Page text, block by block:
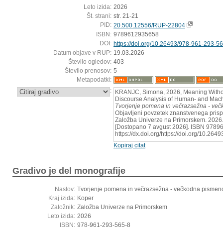
Leto izida: 2026
Št. strani: str. 21-21
PID: 20.500.12556/RUP-22804
ISBN: 9789612935658
DOI: https://doi.org/10.26493/978-961-293-
Datum objave v RUP: 19.03.2026
Število ogledov: 403
Število prenosov: 5
Metapodatki:
: KRANJC, Simona, 2026, Meaning
Discourse Analysis of Human- and
Tvorjenje pomena in večrazsežna -
Objavljeni povzetek znanstvenega
Založba Univerze na Primorskem.
[Dostopano 7 avgust 2026]. ISBN
https://dx.doi.org/https://doi.org/
Kopiraj citat
Gradivo je del monografije
Naslov: Tvorjenje pomena in večrazsežna - večkodna
Kraj izida: Koper
Založnik: Založba Univerze na Primorskem
Leto izida: 2026
ISBN: 978-961-293-565-8